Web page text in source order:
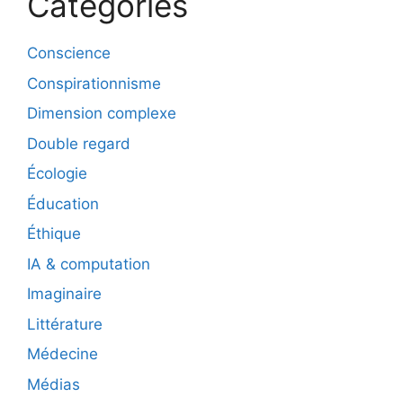
Conscience
Conspirationnisme
Dimension complexe
Double regard
Écologie
Éducation
Éthique
IA & computation
Imaginaire
Littérature
Médecine
Médias